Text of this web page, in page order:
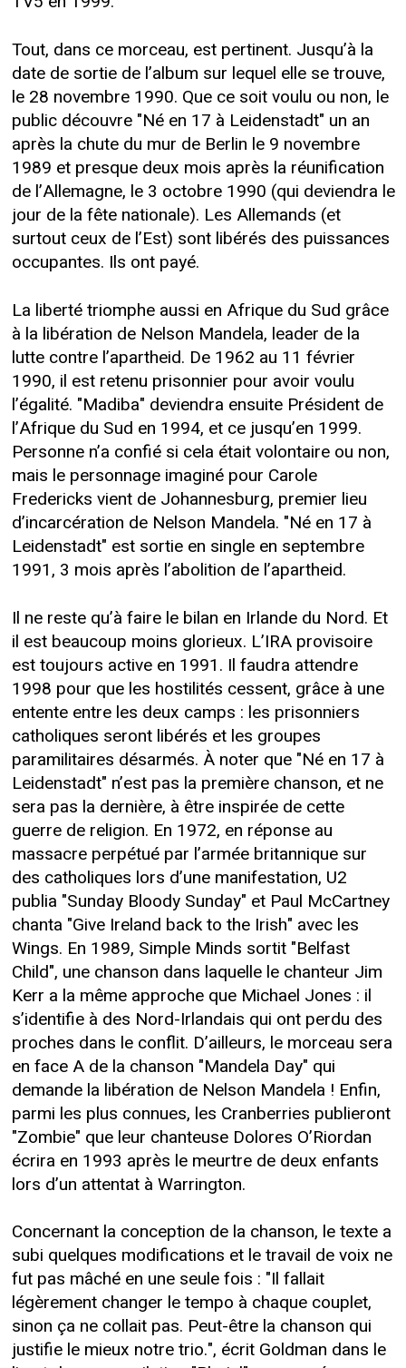
Tout, dans ce morceau, est pertinent. Jusqu’à la
date de sortie de l’album sur lequel elle se trouve,
le 28 novembre 1990. Que ce soit voulu ou non, le
public découvre "Né en 17 à Leidenstadt" un an
après la chute du mur de Berlin le 9 novembre
1989 et presque deux mois après la réunification
de l’Allemagne, le 3 octobre 1990 (qui deviendra le
jour de la fête nationale). Les Allemands (et
surtout ceux de l’Est) sont libérés des puissances
occupantes. Ils ont payé.
La liberté triomphe aussi en Afrique du Sud grâce
à la libération de Nelson Mandela, leader de la
lutte contre l’apartheid. De 1962 au 11 février
1990, il est retenu prisonnier pour avoir voulu
l’égalité. "Madiba" deviendra ensuite Président de
l’Afrique du Sud en 1994, et ce jusqu’en 1999.
Personne n’a confié si cela était volontaire ou non,
mais le personnage imaginé pour Carole
Fredericks vient de Johannesburg, premier lieu
d’incarcération de Nelson Mandela. "Né en 17 à
Leidenstadt" est sortie en single en septembre
1991, 3 mois après l’abolition de l’apartheid.
Il ne reste qu’à faire le bilan en Irlande du Nord. Et
il est beaucoup moins glorieux. L’IRA provisoire
est toujours active en 1991. Il faudra attendre
1998 pour que les hostilités cessent, grâce à une
entente entre les deux camps : les prisonniers
catholiques seront libérés et les groupes
paramilitaires désarmés. À noter que "Né en 17 à
Leidenstadt" n’est pas la première chanson, et ne
sera pas la dernière, à être inspirée de cette
guerre de religion. En 1972, en réponse au
massacre perpétué par l’armée britannique sur
des catholiques lors d’une manifestation, U2
publia "Sunday Bloody Sunday" et Paul McCartney
chanta "Give Ireland back to the Irish" avec les
Wings. En 1989, Simple Minds sortit "Belfast
Child", une chanson dans laquelle le chanteur Jim
Kerr a la même approche que Michael Jones : il
s’identifie à des Nord-Irlandais qui ont perdu des
proches dans le conflit. D’ailleurs, le morceau sera
en face A de la chanson "Mandela Day" qui
demande la libération de Nelson Mandela ! Enfin,
parmi les plus connues, les Cranberries publieront
"Zombie" que leur chanteuse Dolores O’Riordan
écrira en 1993 après le meurtre de deux enfants
lors d’un attentat à Warrington.
Concernant la conception de la chanson, le texte a
subi quelques modifications et le travail de voix ne
fut pas mâché en une seule fois : "Il fallait
légèrement changer le tempo à chaque couplet,
sinon ça ne collait pas. Peut-être la chanson qui
justifie le mieux notre trio.", écrit Goldman dans le